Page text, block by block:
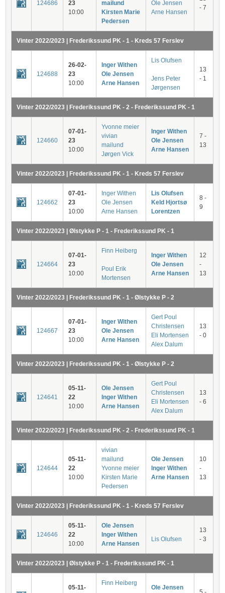
124686
23
10:00
mailund
Kirsten Marie
Pedersen
Ole Jensen
Arne Hansen
- 7
Vinter 2022/2023 | Frederikssund PK - 1 - Kreds 57 Ferslev
124688
26-02-
23
10:00
Inger Withen
Ole Jensen
Arne Hansen
Lis Olufsen
Jens Peter
Jørgensen
13
- 1
Vinter 2022/2023 | Frederikssund PK - 2 - Frederikssund PK - 1
124660
07-01-
23
10:00
Yvonne meier
vivian
mailund
Jørgen Vick
Inger Withen
Ole Jensen
Arne Hansen
7 -
13
Vinter 2022/2023 | Frederikssund PK - 1 - Kreds 57 Ferslev
124662
07-01-
23
10:00
Inger Withen
Ole Jensen
Arne Hansen
Lis Olufsen
Keld Hjortsø
Lorentzen
8 -
9
Vinter 2022/2023 | Ølstykke P - 1 - Frederikssund PK - 1
124664
07-01-
23
10:00
Finn Heiberg
Poul Erik
Mortensen
Inger Withen
Ole Jensen
Arne Hansen
12
-
13
Vinter 2022/2023 | Frederikssund PK - 1 - Ølstykke P - 2
124667
07-01-
23
10:00
Inger Withen
Ole Jensen
Arne Hansen
Gert Poul
Christensen
Eli Mortensen
Alex Dalum
13
- 0
Vinter 2022/2023 | Frederikssund PK - 1 - Ølstykke P - 2
124641
05-11-
22
10:00
Ole Jensen
Inger Withen
Arne Hansen
Gert Poul
Christensen
Eli Mortensen
Alex Dalum
13
- 6
Vinter 2022/2023 | Frederikssund PK - 2 - Frederikssund PK - 1
124644
05-11-
22
10:00
vivian
mailund
Yvonne meier
Kirsten Marie
Pedersen
Ole Jensen
Inger Withen
Arne Hansen
10
-
13
Vinter 2022/2023 | Frederikssund PK - 1 - Kreds 57 Ferslev
124646
05-11-
22
10:00
Ole Jensen
Inger Withen
Arne Hansen
Lis Olufsen
13
- 3
Vinter 2022/2023 | Ølstykke P - 1 - Frederikssund PK - 1
05-11-
Finn Heiberg
Ole Jensen